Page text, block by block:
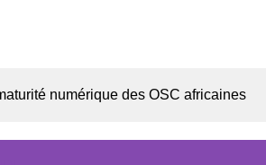
numérique des OSC africaines